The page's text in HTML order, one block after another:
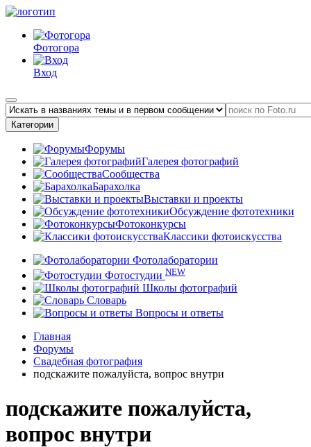
Фотогора
Вход
Категории
Форумы
Галерея фотографий
Сообщества
Барахолка
Выставки и проекты
Обсуждение фототехники
Фотоконкурсы
Классики фотоискусства
Фотолаборатории
Фотостудии NEW
Школы фотографий
Словарь
Вопросы и ответы
Главная
Форумы
Свадебная фотография
подскажите пожалуйста, вопрос внутри
подскажите пожалуйста,
вопрос внутри